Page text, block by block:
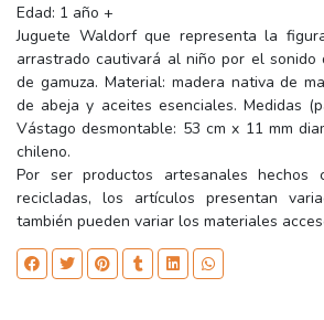
Edad: 1 año +
Juguete Waldorf que representa la
arrastrado cautivará al niño por el sonido
de gamuza. Material: madera nativa de
de abeja y aceites esenciales. Medidas
Vástago desmontable: 53 cm x 11 mm
chileno.
Por ser productos artesanales hechos
recicladas, los artículos presentan
también pueden variar los materiales